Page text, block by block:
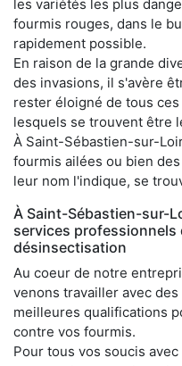
les variétés les plus
fourmis rouges, dans le
rapidement possible.
En raison de la grande
des invasions, il s'avère
rester éloigné de tous
lesquels se trouvent être
À Saint-Sébastien-sur-
fourmis ailées ou bien
leur nom l'indique, se
À Saint-Sébastien-sur-
services professionnels
désinsectisation
Au coeur de notre
venons travailler avec
meilleures qualifications
contre vos fourmis.
Pour tous vos soucis